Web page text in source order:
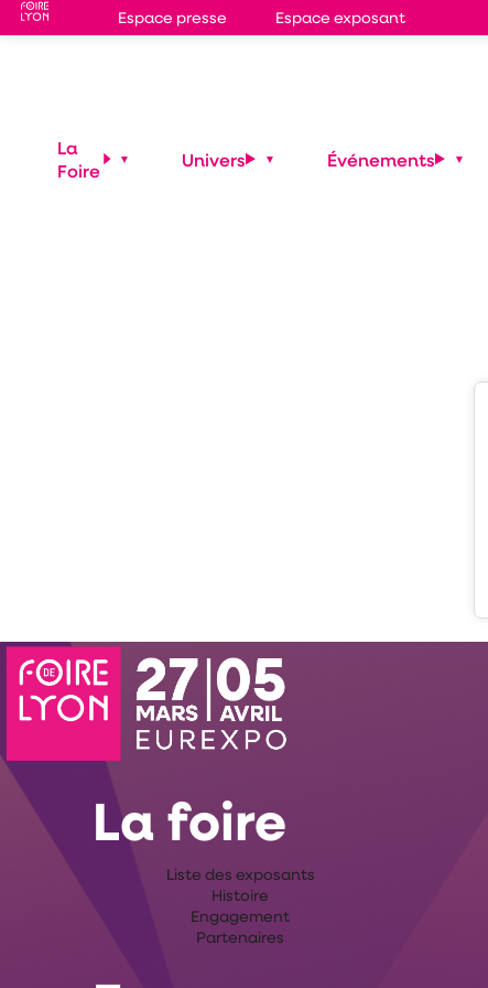
Espace presse Espace exposant
La
Foire
Univers Événements
La foire
Liste des exposants
Histoire
Engagement
Partenaires